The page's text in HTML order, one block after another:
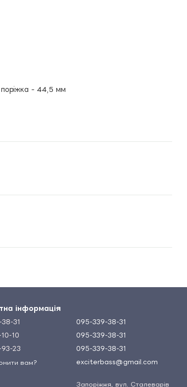
- 44,5 мм
інформація
31
10
23
вам?
095-339-38-31
095-339-38-31
095-339-38-31
exciterbass@gmail.com
Запоріжжя, вул. Сталеварів